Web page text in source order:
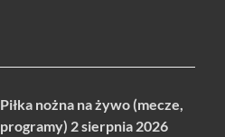
Piłka nożna na żywo (mecze,
programy) 2 sierpnia 2026